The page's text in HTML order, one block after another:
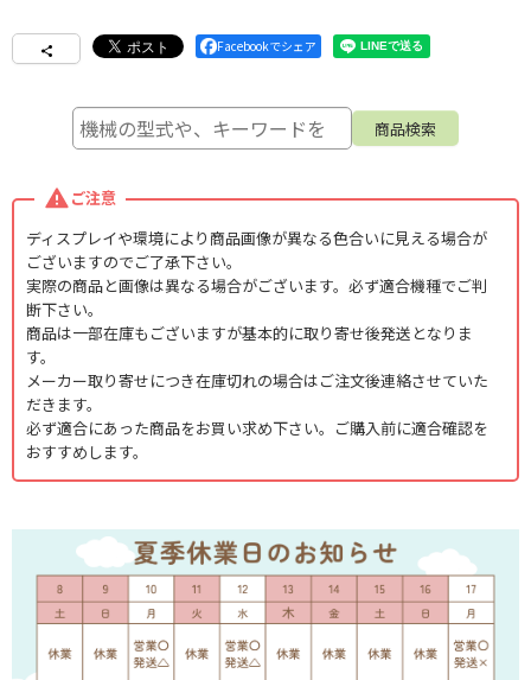
Facebookでシェア
ご注意
ディスプレイや環境により商品画像が異なる色合いに見える場合が
ございますのでご了承下さい。
実際の商品と画像は異なる場合がございます。必ず適合機種でご判
断下さい。
商品は一部在庫もございますが基本的に取り寄せ後発送となりま
す。
メーカー取り寄せにつき在庫切れの場合はご注文後連絡させていた
だきます。
必ず適合にあった商品をお買い求め下さい。ご購入前に適合確認を
おすすめします。